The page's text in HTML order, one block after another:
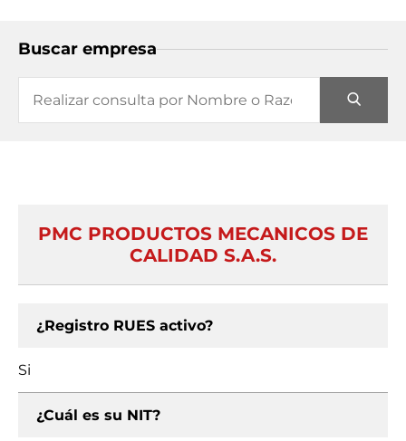
Buscar empresa
PMC PRODUCTOS MECANICOS DE
CALIDAD S.A.S.
¿Registro RUES activo?
Si
¿Cuál es su NIT?